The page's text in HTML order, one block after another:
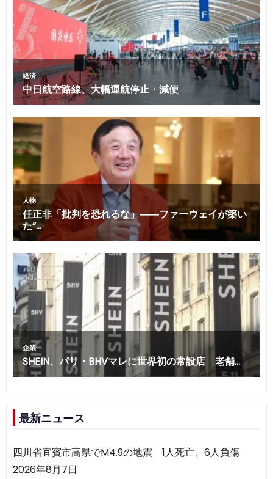
最新ニュース
四川省宜賓市高県でM4.9の地震 1人死亡、6人負傷
2026年8月7日